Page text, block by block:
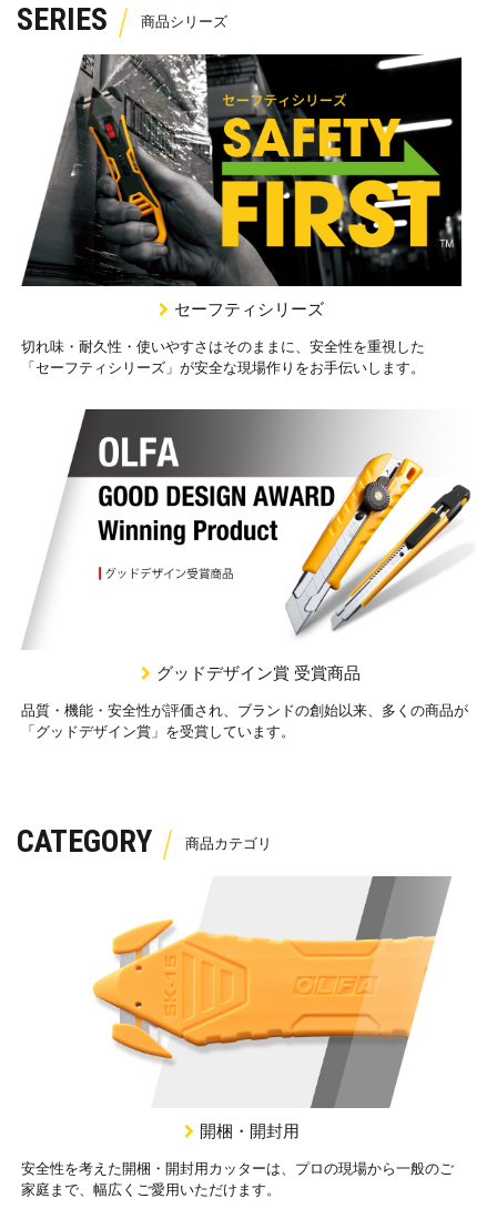
SERIES
セーフティシリーズ
切れ味・耐久性・使いやすさはそのままに、安全性を重視した
「セーフティシリーズ」が安全な現場作りをお手伝いします。
グッドデザイン賞 受賞商品
品質・機能・安全性が評価され、ブランドの創始以来、多くの商品が
「グッドデザイン賞」を受賞しています。
CATEGORY
開梱・開封用
安全性を考えた開梱・開封用カッターは、プロの現場から一般のご
家庭まで、幅広くご愛用いただけます。